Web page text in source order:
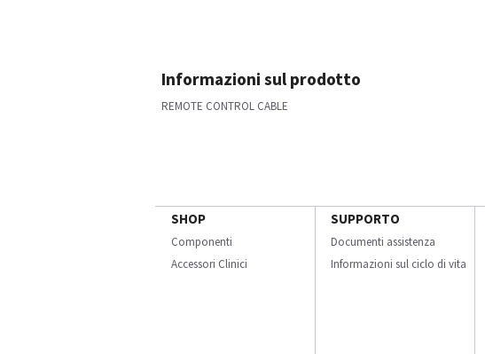
Informazioni sul prodotto
REMOTE CONTROL CABLE
SHOP
Componenti
Accessori Clinici
SUPPORTO
Documenti assistenza
Informazioni sul ciclo di vita